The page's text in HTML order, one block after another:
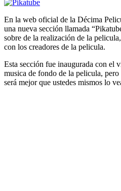
En la web oficial de la Décima
una nueva sección llamada
sobre de la realización de la
con los creadores de la pelicula.
Esta sección fue inaugurada con el
musica de fondo de la pelicula, pero
será mejor que ustedes mismos lo